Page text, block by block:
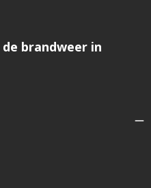
brandweer in